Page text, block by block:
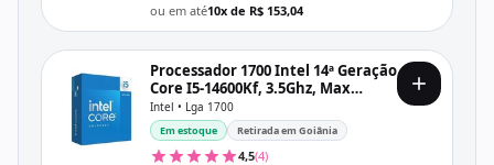
ou em até10x de R$ 153,04
Processador 1700 Intel 14ª Geração
Core I5-14600Kf, 3.5Ghz, Max
5.3Ghz, Cache 24Mb, Sem Vídeo,
Bx8071514600Kf
Intel • Lga 1700
Em estoque Retirada em Goiânia
4,5(4)